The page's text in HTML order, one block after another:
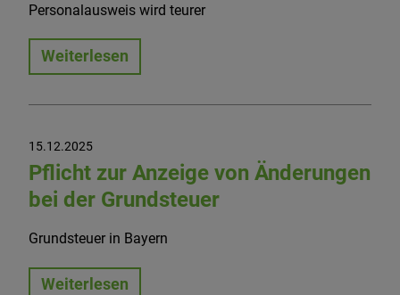
Personalausweis wird teurer
Weiterlesen
15.12.2025
Pflicht zur Anzeige von Änderungen
bei der Grundsteuer
Grundsteuer in Bayern
Weiterlesen